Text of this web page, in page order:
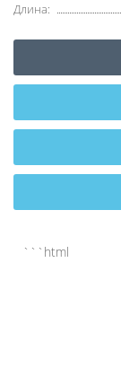
Длина:
```html